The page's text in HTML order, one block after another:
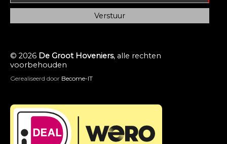
© 2026 De Groot Hoveniers, alle rechten
voorbehouden
Gerealiseerd door Become-IT